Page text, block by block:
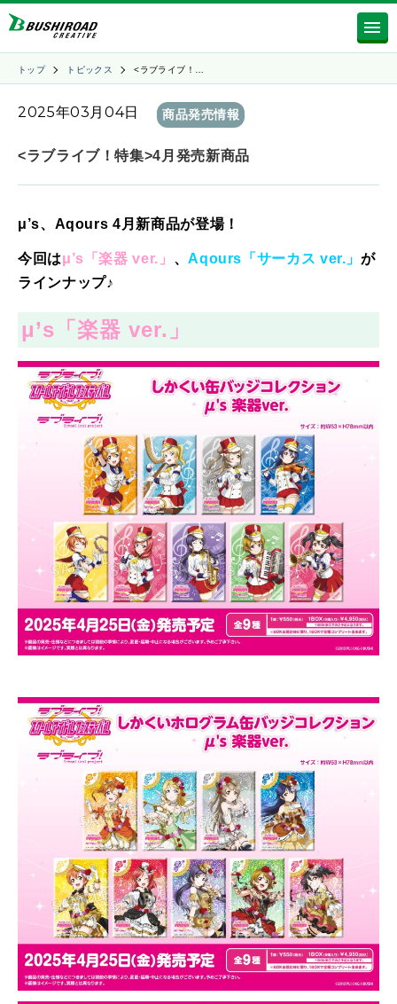
トップ トピックス <ラブライブ！…
2025年03月04日 商品発売情報
<ラブライブ！特集>4月発売新商品
μ’s、Aqours 4 月 新商品が登場！
今回はμ’s 「楽器 ver. 」 、Aqours「サーカス ver.」が
ラインナップ♪
μ’s「楽器 ver. 」